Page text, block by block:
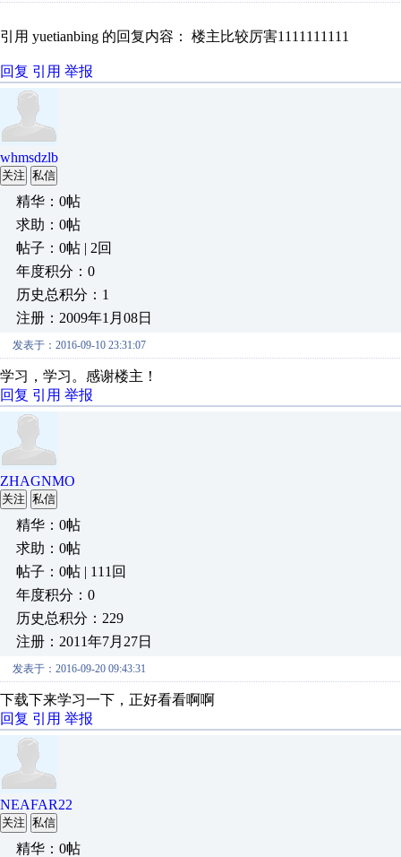
引用 yuetianbing 的回复内容： 楼主比较厉害1111111111
回复 引用 举报
whmsdzlb
关注 私信
精华：0帖
求助：0帖
帖子：0帖 | 2回
年度积分：0
历史总积分：1
注册：2009年1月08日
发表于：2016-09-10 23:31:07
学习，学习。感谢楼主！
回复 引用 举报
ZHAGNMO
关注 私信
精华：0帖
求助：0帖
帖子：0帖 | 111回
年度积分：0
历史总积分：229
注册：2011年7月27日
发表于：2016-09-20 09:43:31
下载下来学习一下，正好看看啊啊
回复 引用 举报
NEAFAR22
关注 私信
精华：0帖